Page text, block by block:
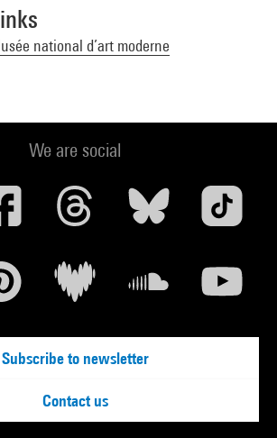
national d’art moderne
We are social
Subscribe to newsletter
Contact us